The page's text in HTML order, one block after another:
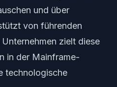
und über
von führenden
zielt diese
in der Mainframe-
technologische